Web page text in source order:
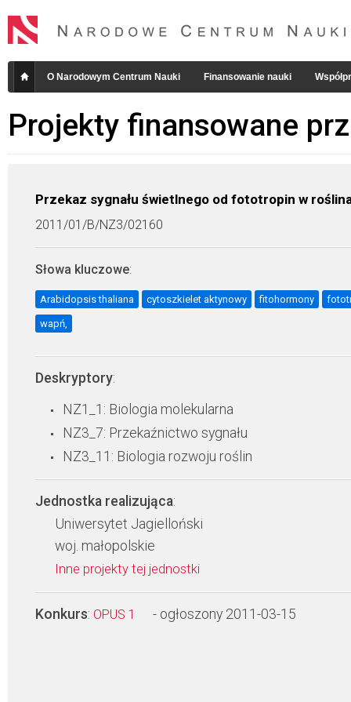
O Narodowym Centrum Nauki Finansowanie nauki
Projekty finansowane
Przekaz sygnału świetlnego od fototropin w
2011/01/B/NZ3/02160
Słowa kluczowe:
Arabidopsis thaliana cytoszkielet aktynowy fitohormony
wapń,
Deskryptory:
NZ1_1: Biologia molekularna
NZ3_7: Przekaźnictwo sygnału
NZ3_11: Biologia rozwoju roślin
Jednostka realizująca:
Uniwersytet Jagielloński
woj. małopolskie
Inne projekty tej jednostki
Konkurs: OPUS 1 - ogłoszony 2011-03-15